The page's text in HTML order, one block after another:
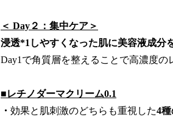
＜ Day２：集中ケア＞
浸透*1しやすくなった肌に美容液成分
Day1で角質層を整えることで高濃度
■レチノダーマクリーム0.1
・ 効果と肌刺激のどちらも重視した4